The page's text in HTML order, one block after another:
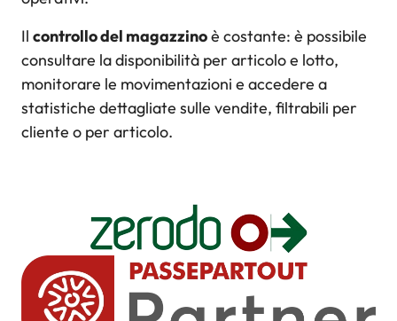
Il controllo del magazzinoè costante: è possibile
consultare la disponibilità per articolo e lotto,
monitorare le movimentazioni e accedere a
statistiche dettagliate sulle vendite, filtrabili per
cliente o per articolo.